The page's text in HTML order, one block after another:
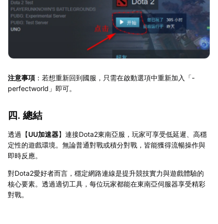
注意事項 ：若想重新回到國服，只需在啟動選項中重新加入「-
perfectworld」即可。
四. 總結
透過【UU加速器】連接Dota2東南亞服，玩家可享受低延遲、高穩
定性的遊戲環境。無論普通對戰或積分對戰，皆能獲得流暢操作與
即時反應。
對Dota2愛好者而言，穩定網路連線是提升競技實力與遊戲體驗的
核心要素。透過適切工具，每位玩家都能在東南亞伺服器享受精彩
對戰。